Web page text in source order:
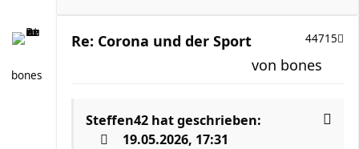
bones
Re: Corona und der Sport 44715
von bones
Steffen42 hat geschrieben:
19.05.2026, 17:31